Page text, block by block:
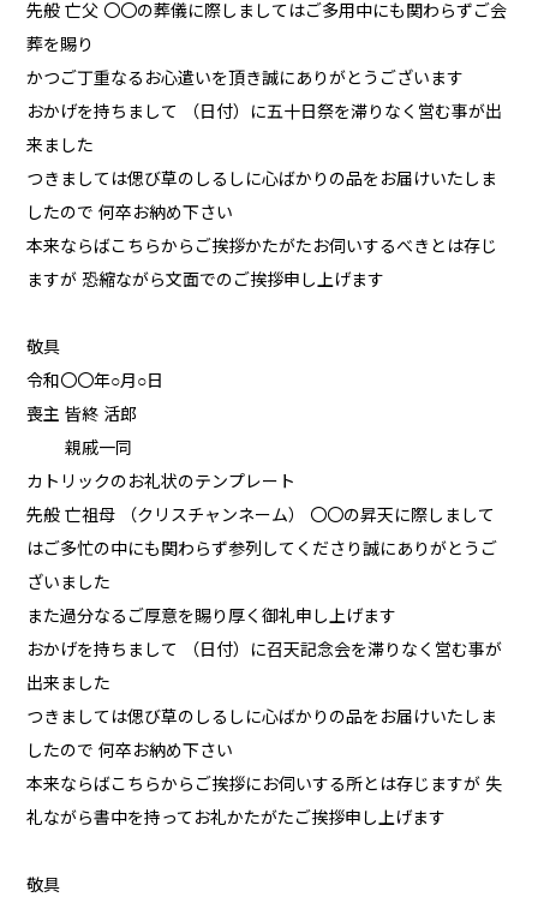
先般 亡父 〇〇の葬儀に際しましてはご多用中にも関わらずご会
葬を賜り
かつご丁重なるお心遣いを頂き誠にありがとうございます
おかげを持ちまして （日付）に五十日祭を滞りなく営む事が出
来ました
つきましては偲び草のしるしに心ばかりの品をお届けいたしま
したので 何卒お納め下さい
本来ならばこちらからご挨拶かたがたお伺いするべきとは存じ
ますが 恐縮ながら文面でのご挨拶申し上げます
敬具
令和〇〇年○月○日
喪主 皆終 活郎
親戚一同
カトリックのお礼状のテンプレート
先般 亡祖母 （クリスチャンネーム） 〇〇の昇天に際しまして
はご多忙の中にも関わらず参列してくださり誠にありがとうご
ざいました
また過分なるご厚意を賜り厚く御礼申し上げます
おかげを持ちまして （日付）に召天記念会を滞りなく営む事が
出来ました
つきましては偲び草のしるしに心ばかりの品をお届けいたしま
したので 何卒お納め下さい
本来ならばこちらからご挨拶にお伺いする所とは存じますが 失
礼ながら書中を持ってお礼かたがたご挨拶申し上げます
敬具